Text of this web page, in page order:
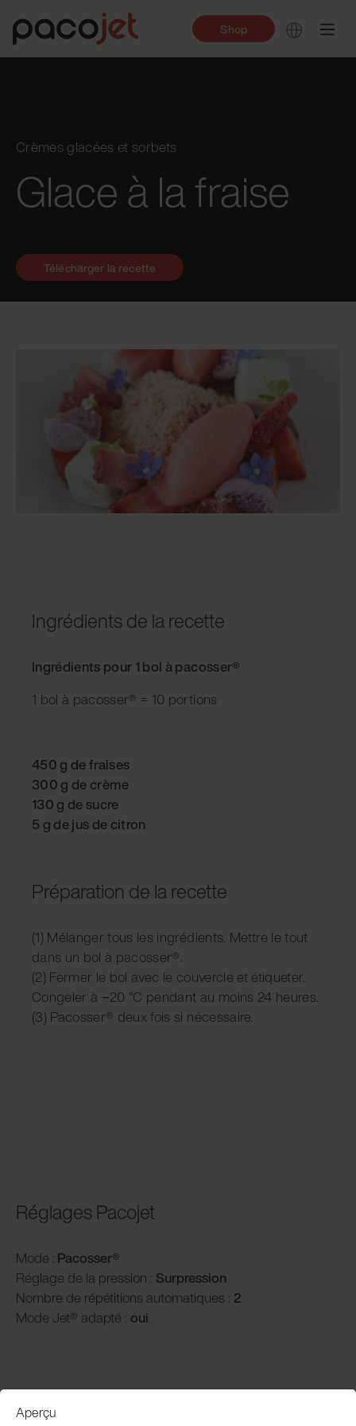
Shop
Crèmes glacées et sorbets
Glace à la fraise
Ingrédients de la recette
Ingrédients pour 1 bol à pacosser®
1 bol à pacosser® = 10 portions
450 g de fraises
300 g de crème
130 g de sucre
5 g de jus de citron
Préparation de la recette
(1) Mélanger tous les ingrédients. Mettre le tout
dans un bol à pacosser®.
(2) Fermer le bol avec le couvercle et étiqueter.
Congeler à −20 °C pendant au moins 24 heures.
(3) Pacosser® deux fois si nécessaire.
Réglages Pacojet
Mode : Pacosser®
Réglage de la pression : Surpression
Nombre de répétitions automatiques : 2
Mode Jet® adapté : oui
Télécharger la recette
Aperçu